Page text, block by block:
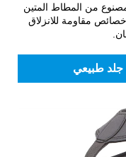
من المطاط المتين
مقاومة للانزلاق
جلد طبيعي